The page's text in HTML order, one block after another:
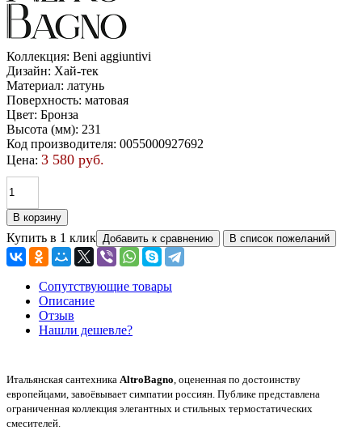
Коллекция: Beni aggiuntivi
Дизайн: Хай-тек
Материал: латунь
Поверхность: матовая
Цвет: Бронза
Высота (мм): 231
Код производителя: 0055000927692
Цена: 3 580 руб.
Купить в 1 клик
Сопутствующие товары
Описание
Отзыв
Нашли дешевле?
Итальянская сантехника AltroBagno , оцененная по достоинству
европейцами, завоёвывает симпатии россиян. Публике представлена
ограниченная коллекция элегантных и стильных термостатических
смесителей.